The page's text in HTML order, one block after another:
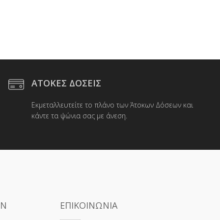
ΑΤΟΚΕΣ ΔΟΣΕΙΣ
Εκμεταλλευτείτε το πλάνο των Άτοκων Δόσεων και
κάντε τα ψώνια σας με άνεση.
ΕΠΙΚΟΙΝΩΝΙΑ